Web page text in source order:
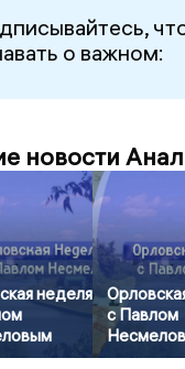
о важном:
новости
неделя
с Павлом